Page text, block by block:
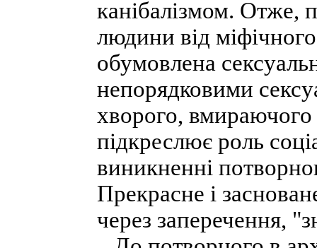
канібалізмом. Отже,
людини від
обумовлена
непорядковими
хворого,
підкреслює роль
виникненні
Прекрасне і
через заперечення,